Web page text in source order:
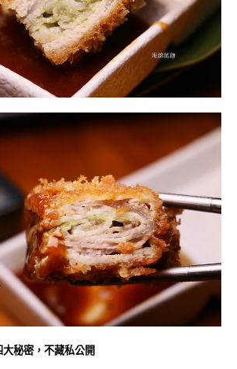
大秘密，不藏私公開